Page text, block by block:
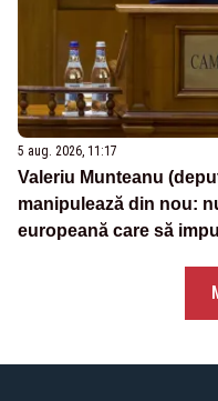
5 aug. 2026, 11:17
Valeriu Munteanu
manipulează din nou:
europeană care să